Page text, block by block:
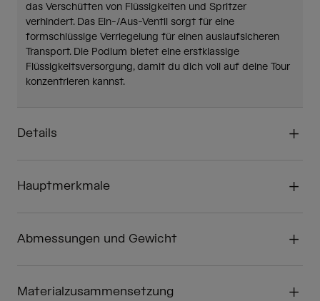
das Verschütten von Flüssigkeiten und Spritzer
verhindert. Das Ein-/Aus-Ventil sorgt für eine
formschlüssige Verriegelung für einen auslaufsicheren
Transport. Die Podium bietet eine erstklassige
Flüssigkeitsversorgung, damit du dich voll auf deine Tour
konzentrieren kannst.
Details
Hauptmerkmale
Abmessungen und Gewicht
Materialzusammensetzung